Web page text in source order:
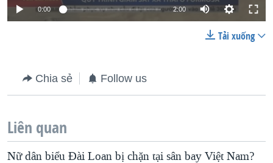
0:00 2:00
Tải xuống
Chia sẻ Follow us
Liên quan
Nữ dân biểu Đài Loan bị chặn tại sân bay Việt Nam?